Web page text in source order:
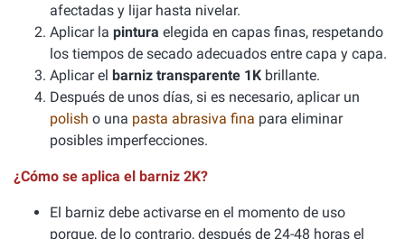
afectadas y lijar hasta nivelar.
Aplicar la pintura elegida en capas finas, respetando
los tiempos de secado adecuados entre capa y capa.
Aplicar el barniz transparente 1K brillante.
Después de unos días, si es necesario, aplicar un
polish o una pasta abrasiva fina para eliminar
posibles imperfecciones.
¿Cómo se aplica el barniz 2K?
El barniz debe activarse en el momento de uso
porque, de lo contrario, después de 24-48 horas el